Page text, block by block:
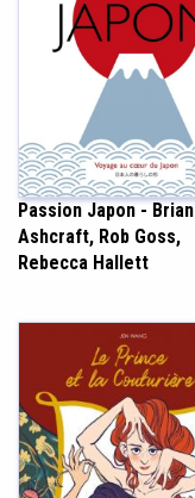
Passion Japon - Brian
Ashcraft, Rob Goss,
Rebecca Hallett